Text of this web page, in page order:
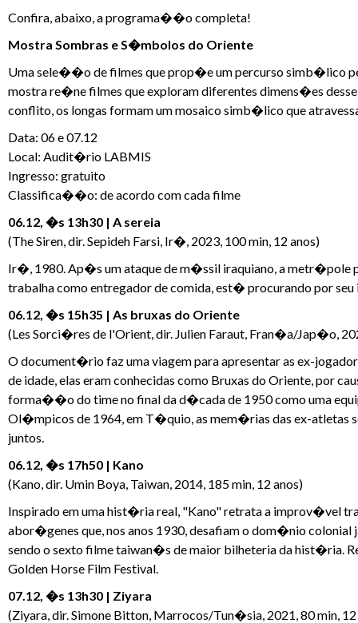
Confira, abaixo, a programa��o completa!
Mostra Sombras e S�mbolos do Oriente
Uma sele��o de filmes que prop�e um percurso simb�lico
mostra re�ne filmes que exploram diferentes dimens�es
conflito, os longas formam um mosaico simb�lico que
Data: 06 e 07.12
Local: Audit�rio LABMIS
Ingresso: gratuito
Classifica��o: de acordo com cada filme
06.12, �s 13h30 | A sereia
(The Siren, dir. Sepideh Farsi, Ir�, 2023, 100 min, 12 anos)
Ir�, 1980. Ap�s um ataque de m�ssil iraquiano, a metr�pole
trabalha como entregador de comida, est� procurando por
06.12, �s 15h35 | As bruxas do Oriente
(Les Sorci�res de l'Orient, dir. Julien Faraut, Fran�a/Jap�o,
O document�rio faz uma viagem para apresentar as ex-
de idade, elas eram conhecidas como Bruxas do Oriente, por
forma��o do time no final da d�cada de 1950 como uma
Ol�mpicos de 1964, em T�quio, as mem�rias das ex-atletas
juntos.
06.12, �s 17h50 | Kano
(Kano, dir. Umin Boya, Taiwan, 2014, 185 min, 12 anos)
Inspirado em uma hist�ria real, "Kano" retrata a improv�vel
abor�genes que, nos anos 1930, desafiam o dom�nio colonial
sendo o sexto filme taiwan�s de maior bilheteria da hist�ria.
Golden Horse Film Festival.
07.12, �s 13h30 | Ziyara
(Ziyara, dir. Simone Bitton, Marrocos/Tun�sia, 2021, 80 min, 12